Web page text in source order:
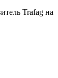
Trafag на